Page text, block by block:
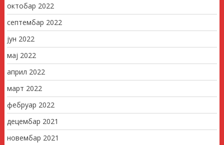
октобар 2022
септембар 2022
јун 2022
мај 2022
април 2022
март 2022
фебруар 2022
децембар 2021
новембар 2021